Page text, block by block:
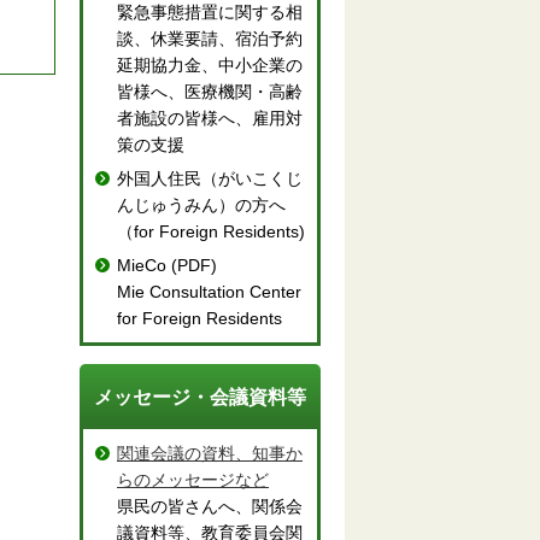
緊急事態措置に関する相
談、休業要請、宿泊予約
延期協力金、中小企業の
皆様へ、医療機関・高齢
者施設の皆様へ、雇用対
策の支援
外国人住民（がいこくじ
んじゅうみん）の方へ
（for Foreign Residents)
MieCo (PDF)
Mie Consultation Center
for Foreign Residents
メッセージ・会議資料等
関連会議の資料、知事か
らのメッセージなど
県民の皆さんへ、関係会
議資料等、教育委員会関